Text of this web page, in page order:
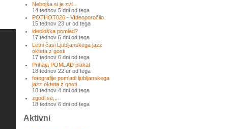
Nebojša si je zvil...
14 tednov 5 dni od tega
POTHOT026 - VIdeoporočilo
15 tednov 23 ur od tega
ideološka pomlad?
17 tednov 6 dni od tega
Letni časi Ljubljanskega jazz
okteta z gosti
17 tednov 6 dni od tega
Prihaja POMLAD plakat
18 tednov 22 ur od tega
fotografije pomladi ljubljanskega
jazz okteta z gosti
18 tednov 4 dni od tega
zgodi se,...
18 tednov 6 dni od tega
Aktivni